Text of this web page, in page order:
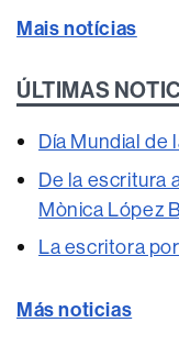
Mais notícias
ÚLTIMAS
Día Mundial de
De la escritura
Mònica López
La escritora
Más noticias